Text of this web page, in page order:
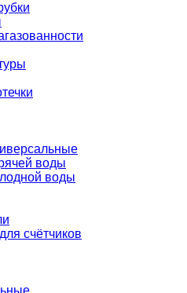
воды
воды
счётчиков